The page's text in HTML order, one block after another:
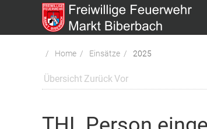
Home Einsätze 2025
Übersicht ZurückVor